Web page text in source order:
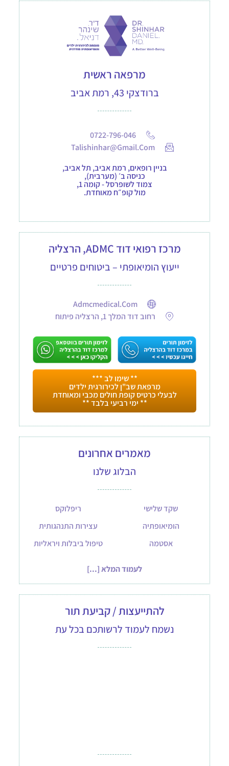
מרפאה ראשית
ברודצקי 43, רמת אביב
0722-796-046
Talishinhar@gmail.com
בניין רופאים, רמת אביב, תל אביב,
כניסה ב׳ (מערבית),
צמוד לשופרסל - קומה 1,
מול קופ״ח מאוחדת.
מרכז רפואי דוד ADMC, הרצליה
ייעוץ הומיאופתי – ביטוחים פרטיים
Admcmedical.com
רחוב דוד המלך 1, הרצליה פיתוח
** שימו לב ***
מרפאת שב"ן לכירורגית ילדים
לבעלי כרטיס קופת חולים מכבי ומאוחדת
** ימי רביעי בלבד **
מאמרים אחרונים
הבלוג שלנו
שקד שלישי
ריפלוקס
הומיאופתיה
עצירות התנהגותית
אסטמה
טיפול ביבלות ויראליות
לעמוד המלא [...]
להתייעצות / קביעת תור
נשמח לעמוד לרשותכם בכל עת